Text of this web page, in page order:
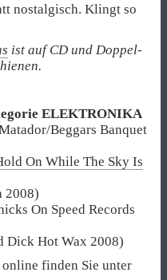
nostalgisch. Klingt so
ist auf CD und Doppel-
ELEKTRONIKA
Beggars Banquet
On While The Sky Is
2008)
On Speed Records
Dick Hot Wax 2008)
finden Sie unter